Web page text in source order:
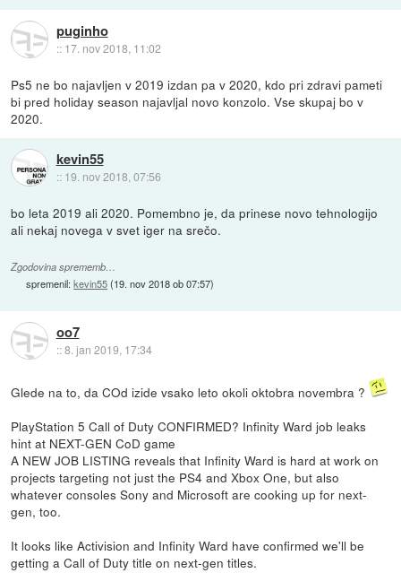
puginho
:: 17. nov 2018, 11:02
Ps5 ne bo najavljen v 2019 izdan pa v 2020, kdo pri zdravi pameti
bi pred holiday season najavljal novo konzolo. Vse skupaj bo v
2020.
kevin55
:: 19. nov 2018, 07:56
bo leta 2019 ali 2020. Pomembno je, da prinese novo tehnologijo
ali nekaj novega v svet iger na srečo.
Zgodovina sprememb…
spremenil:kevin55(19. nov 2018 ob 07:57)
oo7
::8. jan 2019, 17:34
Glede na to, da COd izide vsako leto okoli oktobra novembra ?
PlayStation 5 Call of Duty CONFIRMED? Infinity Ward job leaks
hint at NEXT-GEN CoD game
A NEW JOB LISTING reveals that Infinity Ward is hard at work on
projects targeting not just the PS4 and Xbox One, but also
whatever consoles Sony and Microsoft are cooking up for next-
gen, too.
It looks like Activision and Infinity Ward have confirmed we'll be
getting a Call of Duty title on next-gen titles.